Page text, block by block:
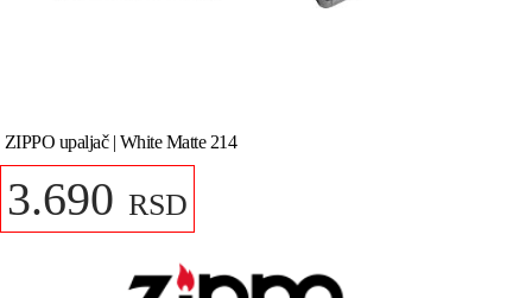
ZIPPO upaljač | White Matte 214
3.690 RSD